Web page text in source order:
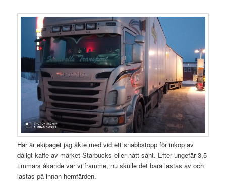
Här är ekipaget jag åkte med vid ett snabbstopp för inköp av
dåligt kaffe av märket Starbucks eller nått sånt. Efter ungefär 3,5
timmars åkande var vi framme, nu skulle det bara lastas av och
lastas på innan hemfärden.